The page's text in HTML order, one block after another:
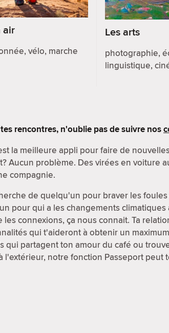
air
vélo, marche
Les arts
photographie,
linguistique,
rencontres, n'oublie pas de suivre nos
la meilleure appli pour faire de
Aucun problème. Des virées en voiture
compagnie.
de quelqu'un pour braver les
pour qui a les changements
les connexions, ça nous connait. Ta
qui t'aideront à obtenir un
qui partagent ton amour du café ou
l'extérieur, notre fonction Passeport